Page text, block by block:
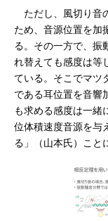
ただし、風切り音
ため、音源位置を加
る。その一方で、振
れ替えても感度は等
ている。そこでマツ
である耳位置を音響
も求める感度は一緒
位体積速度音源を与
る」（山本氏）こと